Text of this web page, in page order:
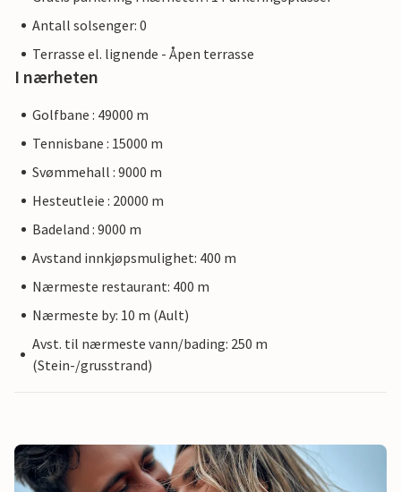
Antall solsenger: 0
Terrasse el. lignende - Åpen terrasse
I nærheten
Golfbane : 49000 m
Tennisbane : 15000 m
Svømmehall : 9000 m
Hesteutleie : 20000 m
Badeland : 9000 m
Avstand innkjøpsmulighet: 400 m
Nærmeste restaurant: 400 m
Nærmeste by: 10 m (Ault)
Avst. til nærmeste vann/bading: 250 m
(Stein-/grusstrand)